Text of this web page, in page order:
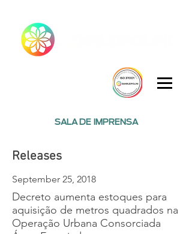
SALA DE IMPRENSA
Releases
September 25, 2018
Decreto aumenta estoques para
aquisição de metros quadrados na
Operação Urbana Consorciada